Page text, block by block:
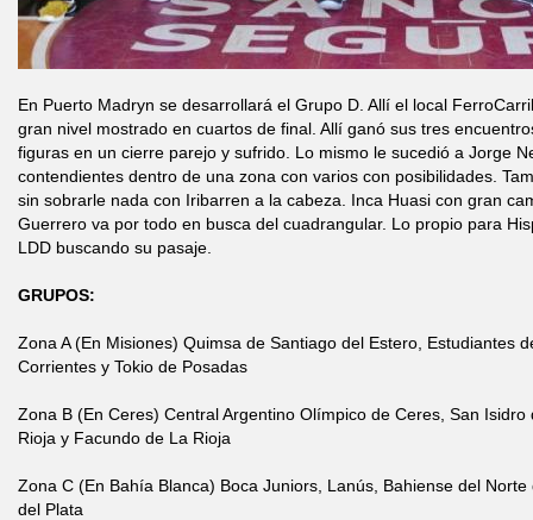
En Puerto Madryn se desarrollará el Grupo D. Allí el local
gran nivel mostrado en cuartos de final. Allí ganó sus tres
figuras en un cierre parejo y sufrido. Lo mismo le sucedió a Jorge
contendientes dentro de una zona con varios con posibilidades.
sin sobrarle nada con Iribarren a la cabeza. Inca Huasi con gran
Guerrero va por todo en busca del cuadrangular. Lo propio para
LDD buscando su pasaje.
GRUPOS:
Zona A (En Misiones) Quimsa de Santiago del Estero, Estudiantes
Corrientes y Tokio de Posadas
Zona B (En Ceres) Central Argentino Olímpico de Ceres, San
Rioja y Facundo de La Rioja
Zona C (En Bahía Blanca) Boca Juniors, Lanús, Bahiense del
del Plata